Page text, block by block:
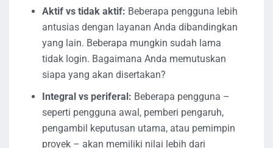
Aktif vs tidak aktif: Beberapa pengguna lebih
antusias dengan layanan Anda dibandingkan
yang lain. Beberapa mungkin sudah lama
tidak login. Bagaimana Anda memutuskan
siapa yang akan disertakan?
Integral vs periferal: Beberapa pengguna –
seperti pengguna awal, pemberi pengaruh,
pengambil keputusan utama, atau pemimpin
proyek – akan memiliki nilai lebih dari